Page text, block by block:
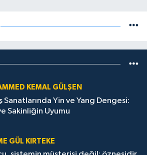
KEMAL GÜLŞEN
Sanatlarında Yin ve Yang Dengesi:
Sakinliğin Uyumu
GÜL KIRTEKE